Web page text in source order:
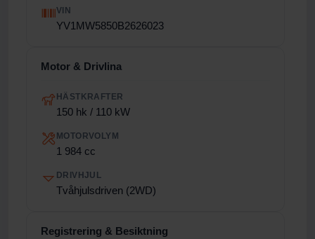
VIN
YV1MW5850B2626023
Motor & Drivlina
HÄSTKRAFTER
150 hk / 110 kW
MOTORVOLYM
1 984 cc
DRIVHJUL
Tvåhjulsdriven (2WD)
Registrering & Besiktning